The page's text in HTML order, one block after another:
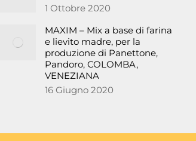
1 Ottobre 2020
MAXIM – Mix a base di farina
e lievito madre, per la
produzione di Panettone,
Pandoro, COLOMBA,
VENEZIANA
16 Giugno 2020